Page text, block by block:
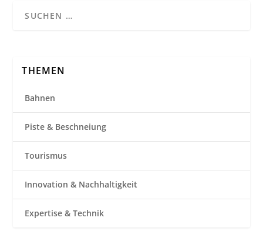
THEMEN
Bahnen
Piste & Beschneiung
Tourismus
Innovation & Nachhaltigkeit
Expertise & Technik